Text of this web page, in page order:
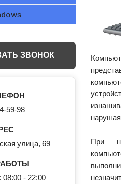
ЗВОНОК
59-98
улица, 69
08:00 - 22:00
При